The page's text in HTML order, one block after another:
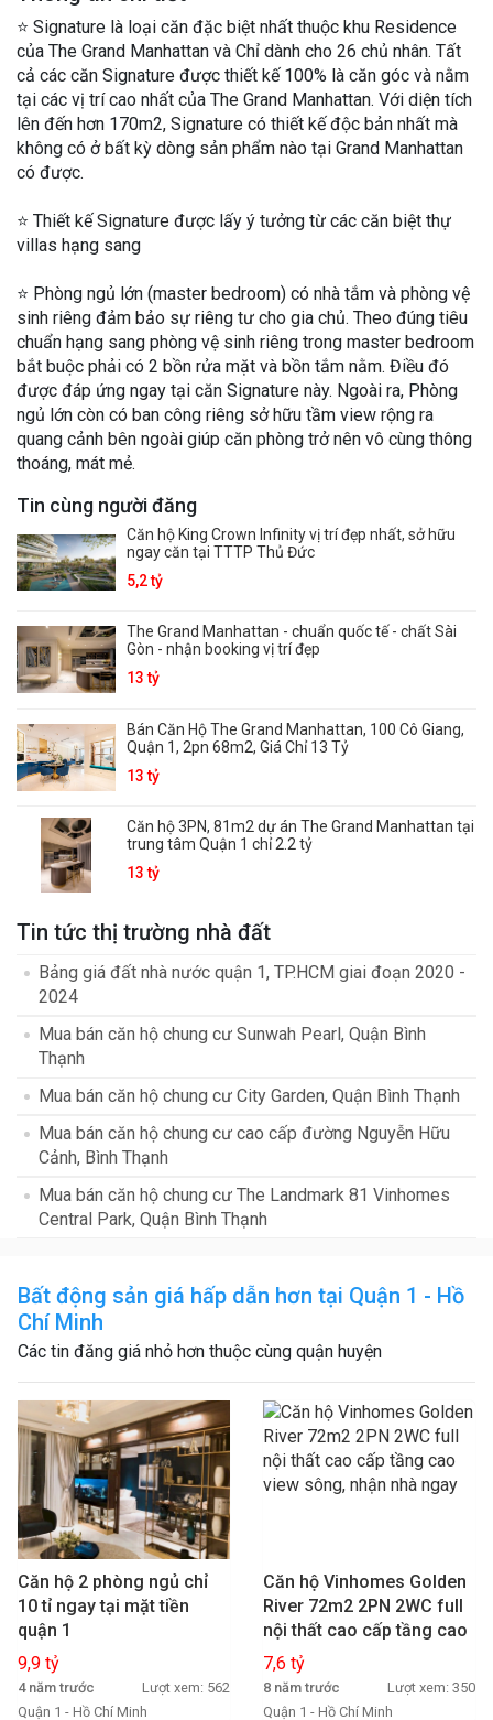
⭐ Signature là loại căn đặc biệt nhất thuộc khu Residence
của The Grand Manhattan và Chỉ dành cho 26 chủ nhân. Tất
cả các căn Signature được thiết kế 100% là căn góc và nằm
tại các vị trí cao nhất của The Grand Manhattan. Với diện tích
lên đến hơn 170m2, Signature có thiết kế độc bản nhất mà
không có ở bất kỳ dòng sản phẩm nào tại Grand Manhattan
có được.
⭐ Thiết kế Signature được lấy ý tưởng từ các căn biệt thự
villas hạng sang
⭐️ Phòng ngủ lớn (master bedroom) có nhà tắm và phòng vệ
sinh riêng đảm bảo sự riêng tư cho gia chủ. Theo đúng tiêu
chuẩn hạng sang phòng vệ sinh riêng trong master bedroom
bắt buộc phải có 2 bồn rửa mặt và bồn tắm nằm. Điều đó
được đáp ứng ngay tại căn Signature này. Ngoài ra, Phòng
ngủ lớn còn có ban công riêng sở hữu tầm view rộng ra
quang cảnh bên ngoài giúp căn phòng trở nên vô cùng thông
thoáng, mát mẻ.
Tin cùng người đăng
Căn hộ King Crown Infinity vị trí đẹp nhất, sở hữu
ngay căn tại TTTP Thủ Đức
5,2 tỷ
The Grand Manhattan - chuẩn quốc tế - chất Sài
Gòn - nhận booking vị trí đẹp
13 tỷ
Bán Căn Hộ The Grand Manhattan, 100 Cô Giang,
Quận 1, 2pn 68m2, Giá Chỉ 13 Tỷ
13 tỷ
Căn hộ 3PN, 81m2 dự án The Grand Manhattan tại
trung tâm Quận 1 chỉ 2.2 tỷ
13 tỷ
Tin tức thị trường nhà đất
Bảng giá đất nhà nước quận 1, TP.HCM giai đoạn 2020 -
2024
Mua bán căn hộ chung cư Sunwah Pearl, Quận Bình
Thạnh
Mua bán căn hộ chung cư City Garden, Quận Bình Thạnh
Mua bán căn hộ chung cư cao cấp đường Nguyễn Hữu
Cảnh, Bình Thạnh
Mua bán căn hộ chung cư The Landmark 81 Vinhomes
Central Park, Quận Bình Thạnh
Bất động sản giá hấp dẫn hơn tại Quận 1 - Hồ
Chí Minh
Các tin đăng giá nhỏ hơn thuộc cùng quận huyện
Căn hộ 2 phòng ngủ chỉ
10 tỉ ngay tại mặt tiền
quận 1
9,9 tỷ
4 năm trước
Lượt xem: 562
Quận 1 - Hồ Chí Minh
Căn hộ Vinhomes Golden
River 72m2 2PN 2WC full
nội thất cao cấp tầng cao
view sông, nhận nhà ngay
7,6 tỷ
8 năm trước
Lượt xem: 350
Quận 1 - Hồ Chí Minh